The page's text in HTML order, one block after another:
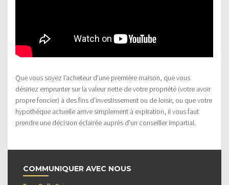
Que vous soyez l’acheteur d’une première maison, que vous
désiriez emprunter sur la valeur nette de votre propriété (votre avoir
propre foncier) à des fins d’investissement ou de loisir, ou que votre
hypothèque actuelle arrive simplement à expiration, il vous faut
prendre une décision éclairée auprès d’un conseiller impartial.
COMMUNIQUER AVEC NOUS